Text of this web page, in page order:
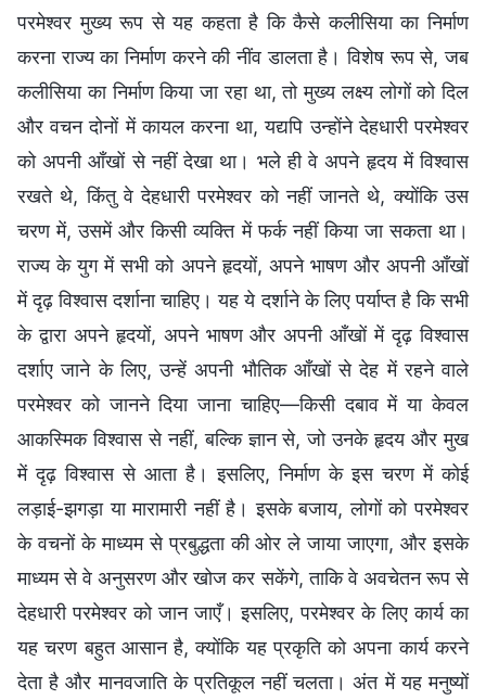
परमेश्वर मुख्य रूप से यह कहता है कि कैसे कलीसिया का निर्माण
करना राज्य का निर्माण करने की नींव डालता है। विशेष रूप से, जब
कलीसिया का निर्माण किया जा रहा था, तो मुख्य लक्ष्य लोगों को दिल
और वचन दोनों में कायल करना था, यद्यपि उन्होंने देहधारी परमेश्वर
को अपनी आँखों से नहीं देखा था। भले ही वे अपने हृदय में विश्वास
रखते थे, किंतु वे देहधारी परमेश्वर को नहीं जानते थे, क्योंकि उस
चरण में, उसमें और किसी व्यक्ति में फर्क नहीं किया जा सकता था।
राज्य के युग में सभी को अपने हृदयों, अपने भाषण और अपनी आँखों
में दृढ़ विश्वास दर्शाना चाहिए। यह ये दर्शाने के लिए पर्याप्त है कि सभी
के द्वारा अपने हृदयों, अपने भाषण और अपनी आँखों में दृढ़ विश्वास
दर्शाए जाने के लिए, उन्हें अपनी भौतिक आँखों से देह में रहने वाले
परमेश्वर को जानने दिया जाना चाहिए—किसी दबाव में या केवल
आकस्मिक विश्वास से नहीं, बल्कि ज्ञान से, जो उनके हृदय और मुख
में दृढ़ विश्वास से आता है। इसलिए, निर्माण के इस चरण में कोई
लड़ाई-झगड़ा या मारामारी नहीं है। इसके बजाय, लोगों को परमेश्वर
के वचनों के माध्यम से प्रबुद्धता की ओर ले जाया जाएगा, और इसके
माध्यम से वे अनुसरण और खोज कर सकेंगे, ताकि वे अवचेतन रूप से
देहधारी परमेश्वर को जान जाएँ। इसलिए, परमेश्वर के लिए कार्य का
यह चरण बहुत आसान है, क्योंकि यह प्रकृति को अपना कार्य करने
देता है और मानवजाति के प्रतिकूल नहीं चलता। अंत में यह मनुष्यों